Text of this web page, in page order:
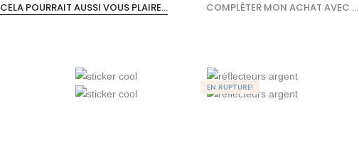
CELA POURRAIT AUSSI VOUS PLAIRE... COMPLÉTER MON ACHAT AVEC ...
EN RUPTURE!